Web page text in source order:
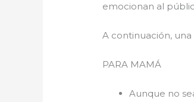
emocionan al
A continuación,
Aunque no